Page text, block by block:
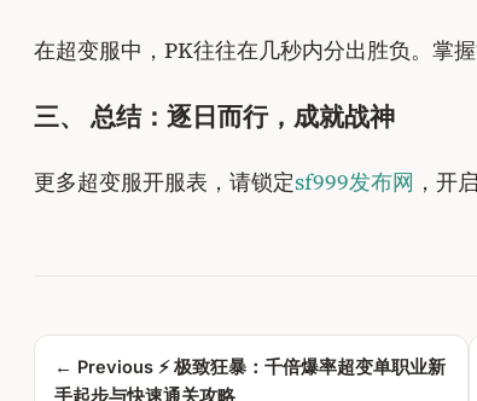
在超变服中，PK往往在几秒内分出胜负。掌
三、 总结：逐日而行，成就战神
更多超变服开服表，请锁定sf999发布网 ，开
← Previous ⚡ 极致狂暴：千倍爆率超变单职业新
手起步与快速通关攻略